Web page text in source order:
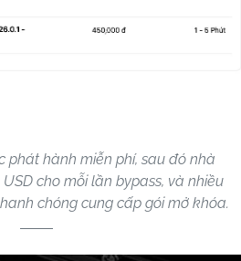
phát hành miễn phí, sau đó nhà
cho mỗi lần bypass, và nhiều
chóng cung cấp gói mở khóa.